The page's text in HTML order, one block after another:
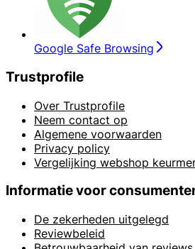
Google Safe Browsing
Trustprofile
Over Trustprofile
Neem contact op
Algemene voorwaarden
Privacy policy
Vergelijking webshop
Informatie voor
De zekerheden uitgelegd
Reviewbeleid